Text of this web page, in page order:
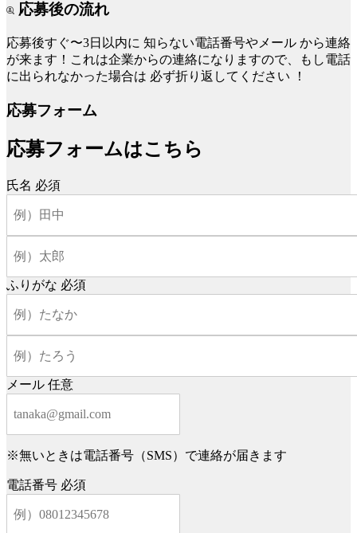
応募後の流れ
応募後すぐ〜3日以内に 知らない電話番号やメール から連絡
が来ます！これは企業からの連絡になりますので、もし電話
に出られなかった場合は 必ず折り返してください ！
応募フォーム
応募フォームはこちら
氏名 必須
ふりがな 必須
メール 任意
※無いときは電話番号（SMS）で連絡が届きます
電話番号 必須